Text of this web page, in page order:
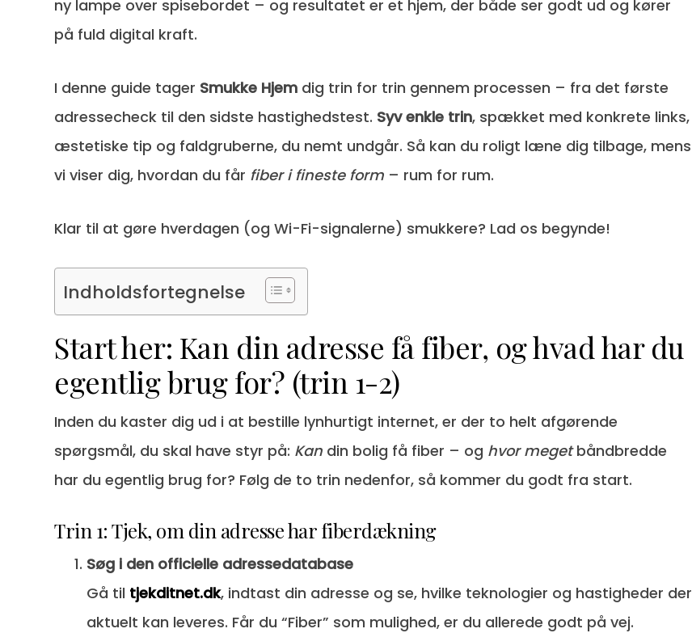
ny lampe over spisebordet – og resultatet er et hjem, der både ser godt ud og kører
på fuld digital kraft.
I denne guide tager Smukke Hjem dig trin for trin gennem processen – fra det første
adresse­check til den sidste hastighedstest. Syv enkle trin, spækket med konkrete links,
æstetiske tip og faldgruberne, du nemt undgår. Så kan du roligt læne dig tilbage, mens
vi viser dig, hvordan du får fiber i fineste form – rum for rum.
Klar til at gøre hverdagen (og Wi-Fi-signalerne) smukkere? Lad os begynde!
Indholdsfortegnelse
Start her: Kan din adresse få fiber, og hvad har du
egentlig brug for? (trin 1-2)
Inden du kaster dig ud i at bestille lynhurtigt internet, er der to helt afgørende
spørgsmål, du skal have styr på: Kan din bolig få fiber – og hvor megetbåndbredde
har du egentlig brug for? Følg de to trin nedenfor, så kommer du godt fra start.
Trin 1: Tjek, om din adresse har fiberdækning
Søg i den officielle adresse­database
Gå til tjekditnet.dk, indtast din adresse og se, hvilke teknologier og hastigheder der
aktuelt kan leveres. Får du “Fiber” som mulighed, er du allerede godt på vej.